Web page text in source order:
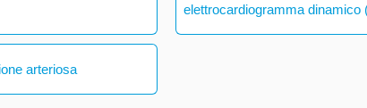
elettrocardiogramma dinamico
arteriosa